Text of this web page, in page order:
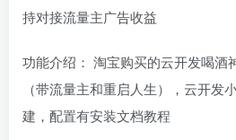
持对接流量主广告收益
功能介绍： 淘宝购买的云开发喝酒
（带流量主和重启人生），云开发
建，配置有安装文档教程